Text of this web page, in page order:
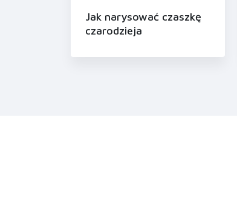
Jak narysować czaszkę
czarodzieja